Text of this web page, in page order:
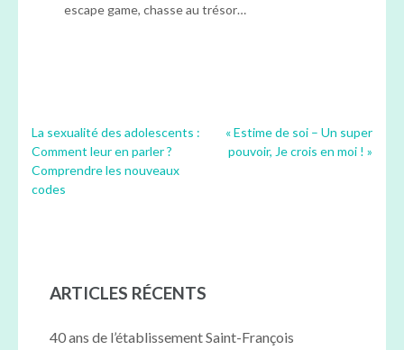
escape game, chasse au trésor…
Navigation
de
l’article
La sexualité des adolescents :
Comment leur en parler ?
Comprendre les nouveaux
codes
« Estime de soi – Un super
pouvoir, Je crois en moi ! »
ARTICLES RÉCENTS
40 ans de l’établissement Saint-François